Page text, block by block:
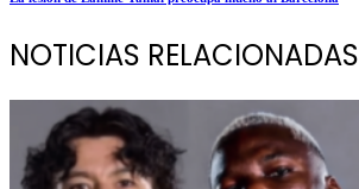
NOTICIAS RELACIONADAS